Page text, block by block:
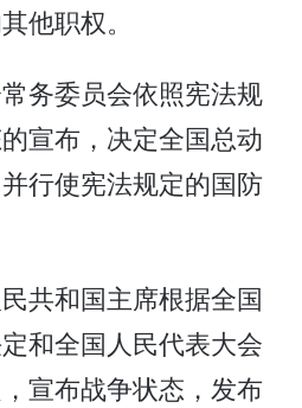
他职权。
务委员会依照宪法规
宣布，决定全国总动
行使宪法规定的国防
共和国主席根据全国
和全国人民代表大会
宣布战争状态，发布